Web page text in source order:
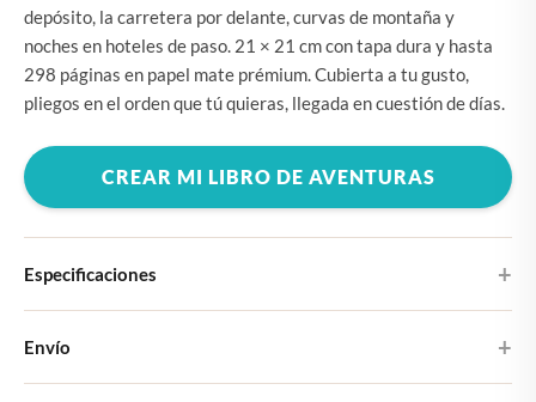
depósito, la carretera por delante, curvas de montaña y
noches en hoteles de paso. 21 × 21 cm con tapa dura y hasta
298 páginas en papel mate prémium. Cubierta a tu gusto,
pliegos en el orden que tú quieras, llegada en cuestión de días.
CREAR MI LIBRO DE AVENTURAS
Especificaciones
Elige entre cuatro diseños de portada
Envío